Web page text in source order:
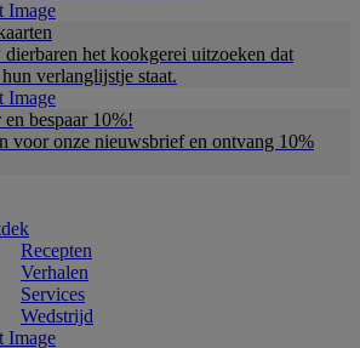
het kookgerei uitzoeken dat
verlanglijstje staat.
en bespaar 10%!
voor onze nieuwsbrief en ontvang 10%
Recepten
Verhalen
Services
Wedstrijd